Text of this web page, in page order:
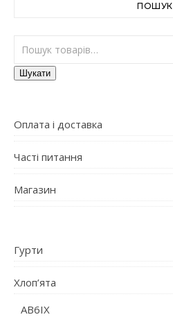
ПОШУК
Шукати:
Шукати
Оплата і доставка
Часті питання
Магазин
Гурти
Хлоп’ята
AB6IX